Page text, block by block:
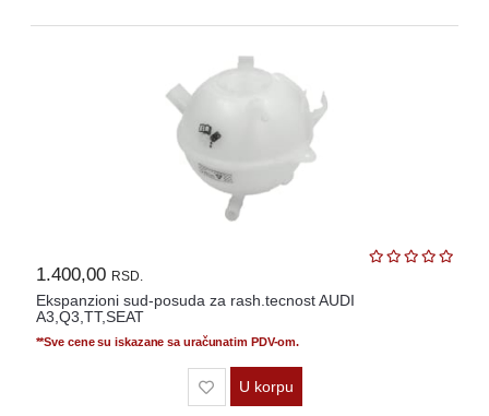
1.400,00 RSD.
Ekspanzioni sud-posuda za rash.tecnost AUDI
A3,Q3,TT,SEAT
**Sve cene su iskazane sa uračunatim PDV-om.
U korpu